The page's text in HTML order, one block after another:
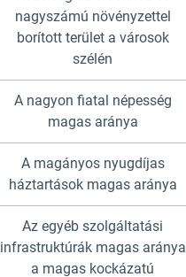
nagyszámú növényzettel
borított terület a városok
szélén
A nagyon fiatal népesség
magas aránya
A magányos nyugdíjas
háztartások magas aránya
Az egyéb szolgáltatási
infrastruktúrák magas aránya
a magas kockázatú